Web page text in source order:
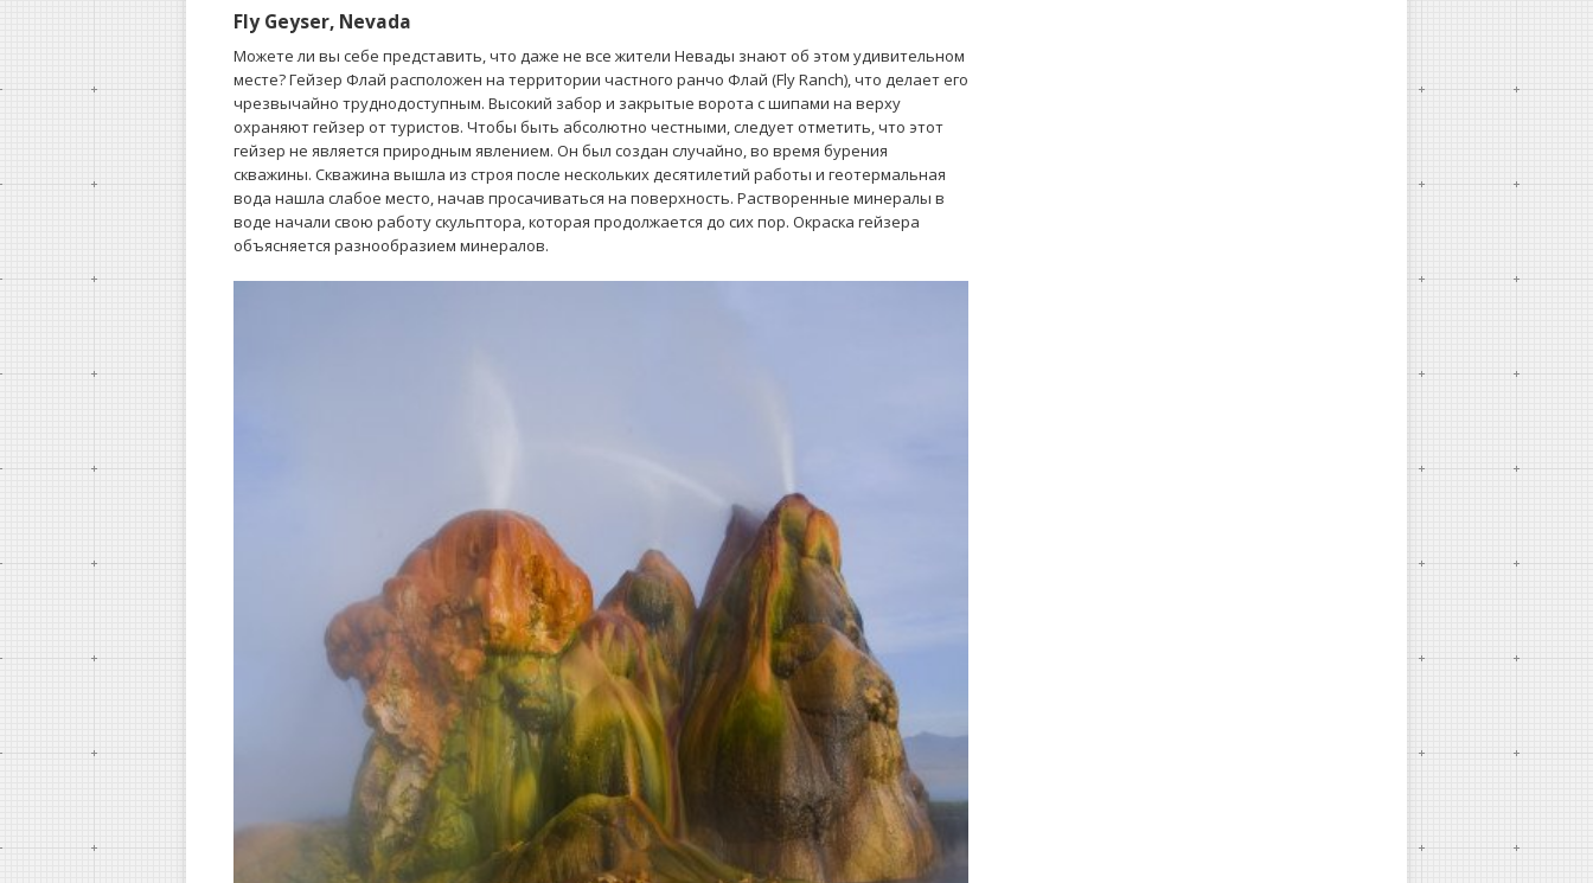
Fly Geyser, Nevada
Можете ли вы себе представить, что даже не все жители Невады знают об этом удивительном
месте? Гейзер Флай расположен на территории частного ранчо Флай (Fly Ranch), что делает его
чрезвычайно труднодоступным. Высокий забор и закрытые ворота с шипами на верху
охраняют гейзер от туристов. Чтобы быть абсолютно честными, следует отметить, что этот
гейзер не является природным явлением. Он был создан случайно, во время бурения
скважины. Скважина вышла из строя после нескольких десятилетий работы и геотермальная
вода нашла слабое место, начав просачиваться на поверхность. Растворенные минералы в
воде начали свою работу скульптора, которая продолжается до сих пор. Окраска гейзера
объясняется разнообразием минералов.